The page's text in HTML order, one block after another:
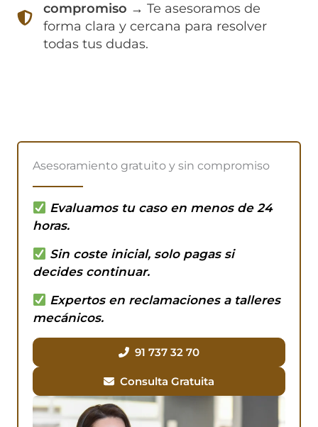
compromiso → Te asesoramos de
forma clara y cercana para resolver
todas tus dudas.
Asesoramiento gratuito y sin compromiso
Evaluamos tu caso en menos de 24
horas.
Sin coste inicial, solo pagas si
decides continuar.
Expertos en reclamaciones a talleres
mecánicos.
91 737 32 70
Consulta Gratuita